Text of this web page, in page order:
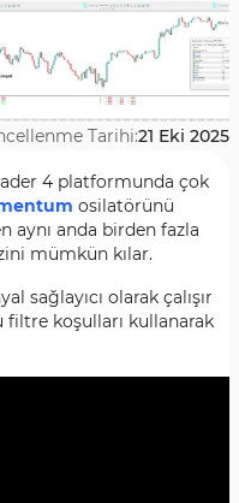
Tarihi:21 Eki 2025
4 platformunda çok
osilatörünü
aynı anda birden fazla
mümkün kılar.
sağlayıcı olarak çalışır
filtre koşulları kullanarak